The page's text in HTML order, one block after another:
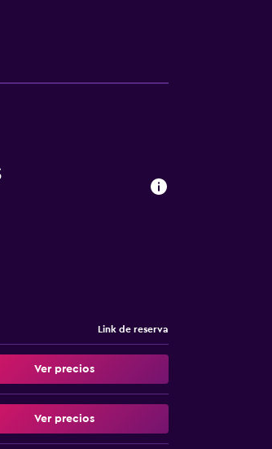
Link de reserva
Ver precios
Ver precios